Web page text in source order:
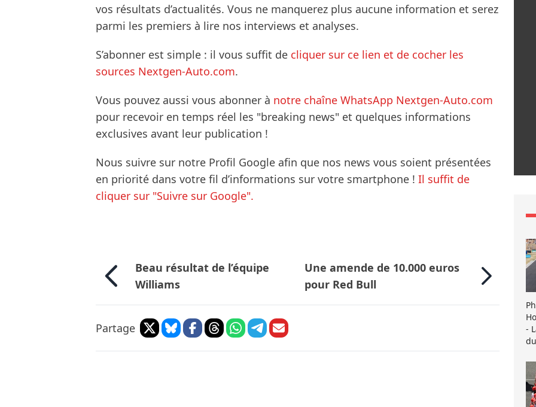
vos résultats d’actualités. Vous ne manquerez plus aucune information et serez
parmi les premiers à lire nos interviews et analyses.
S’abonner est simple : il vous suffit de cliquer sur ce lien et de cocher les
sources Nextgen-Auto.com.
Vous pouvez aussi vous abonner à notre chaîne WhatsApp Nextgen-Auto.com
pour recevoir en temps réel les "breaking news" et quelques informations
exclusives avant leur publication !
Nous suivre sur notre Profil Google afin que nos news vous soient présentées
en priorité dans votre fil d’informations sur votre smartphone ! Il suffit de
cliquer sur "Suivre sur Google".
Beau résultat de l’équipe
Williams
Une amende de 10.000 euros
pour Red Bull
Partage
-